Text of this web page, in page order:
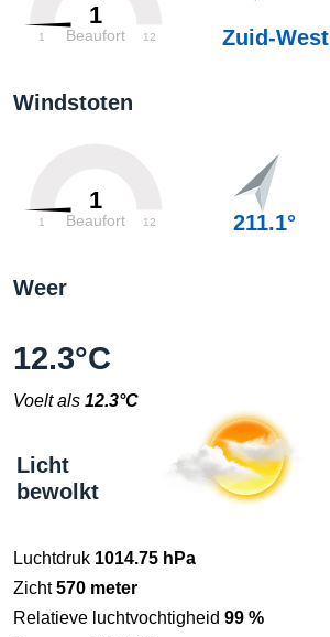
1
Beaufort
1 12 Zuid-West
Windstoten
1
Beaufort
1 12 211.1°
Weer
12.3°C
Voelt als 12.3°C
Licht
bewolkt
Luchtdruk 1014.75 hPa
Zicht570 meter
Relatieve luchtvochtigheid 99 %